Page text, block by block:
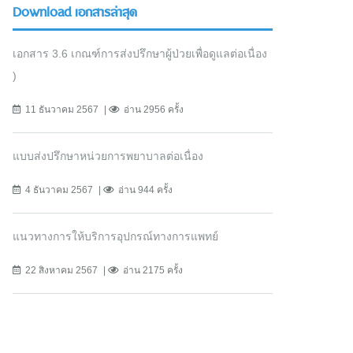
Download เอกสารล่าสุด
เอกสาร 3.6 เกณฑ์การส่งปรึกษาผู้ป่วยเพื่อดูแลต่อเนื่อง
)
11 ธันวาคม 2567 อ่าน 2956 ครั้ง
แบบส่งปรึกษาหน่วยการพยาบาลต่อเนื่อง
4 ธันวาคม 2567 อ่าน 944 ครั้ง
แนวทางการให้บริการอุปกรณ์ทางการแพทย์
22 สิงหาคม 2567 อ่าน 2175 ครั้ง